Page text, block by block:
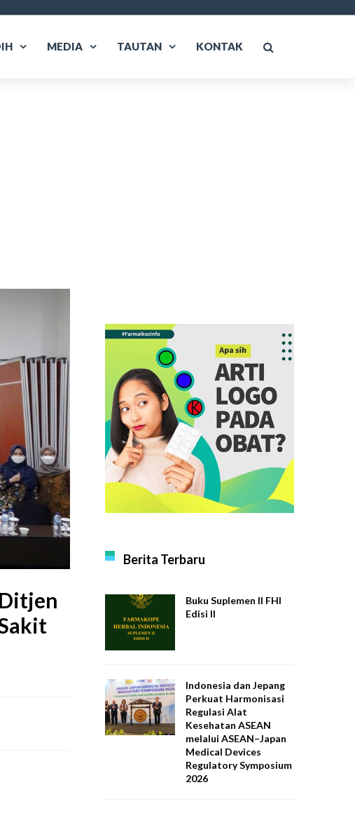
MEDIA TAUTAN KONTAK
Berita Terbaru
Buku Suplemen II FHI
Edisi II
Indonesia dan Jepang
Perkuat Harmonisasi
Regulasi Alat
Kesehatan ASEAN
melalui ASEAN–Japan
Medical Devices
Regulatory Symposium
2026